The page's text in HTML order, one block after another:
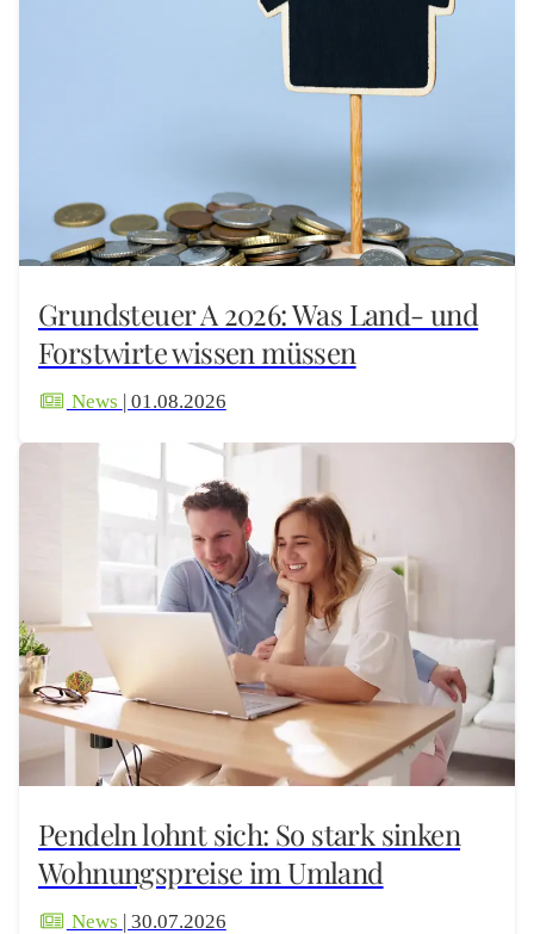
Grundsteuer A 2026: Was Land- und
Forstwirte wissen müssen
News | 01.08.2026
Pendeln lohnt sich: So stark sinken
Wohnungspreise im Umland
News | 30.07.2026